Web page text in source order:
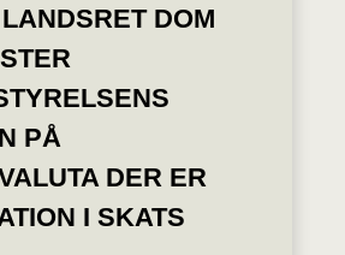
DOM
PÅ
DER ER
I SKATS